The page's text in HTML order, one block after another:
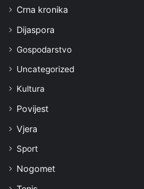
Crna kronika
Dijaspora
Gospodarstvo
Uncategorized
Kultura
Povijest
Vjera
Sport
Nogomet